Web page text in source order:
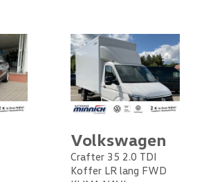
Volkswagen
Crafter 35 2.0 TDI
Koffer LR lang FWD